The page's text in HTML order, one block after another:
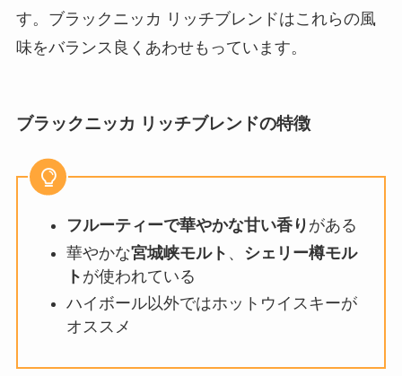
す。ブラックニッカ リッチブレンドはこれらの風
味をバランス良くあわせもっています。
ブラックニッカ リッチブレンドの特徴
フルーティーで華やかな甘い香り がある
華やかな宮城峡モルト 、
シェリー樽モル
ト が使われている
ハイボール以外ではホットウイスキーが
オススメ